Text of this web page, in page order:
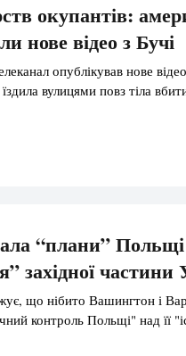
окупантів:
нове відео з Бучі
опублікував нове
їздила вулицями повз тіла
“плани”
західної частини
що нібито Вашингтон і
контроль Польщі" над її